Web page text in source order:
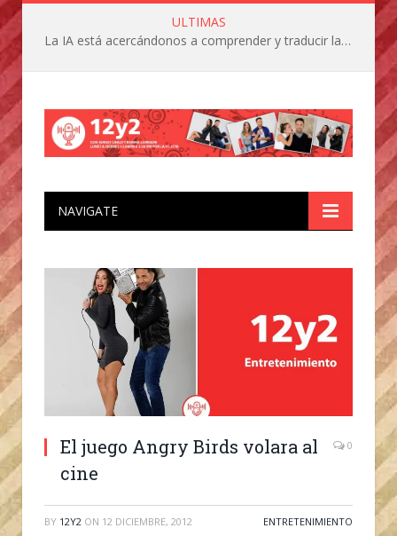
ULTIMAS
La IA está acercándonos a comprender y traducir las vocalizaciones y comportamientos de nuestras mascotas
NAVIGATE
El juego Angry Birds volara al
cine
0
BY 12Y2 ON 12 DICIEMBRE, 2012 ENTRETENIMIENTO